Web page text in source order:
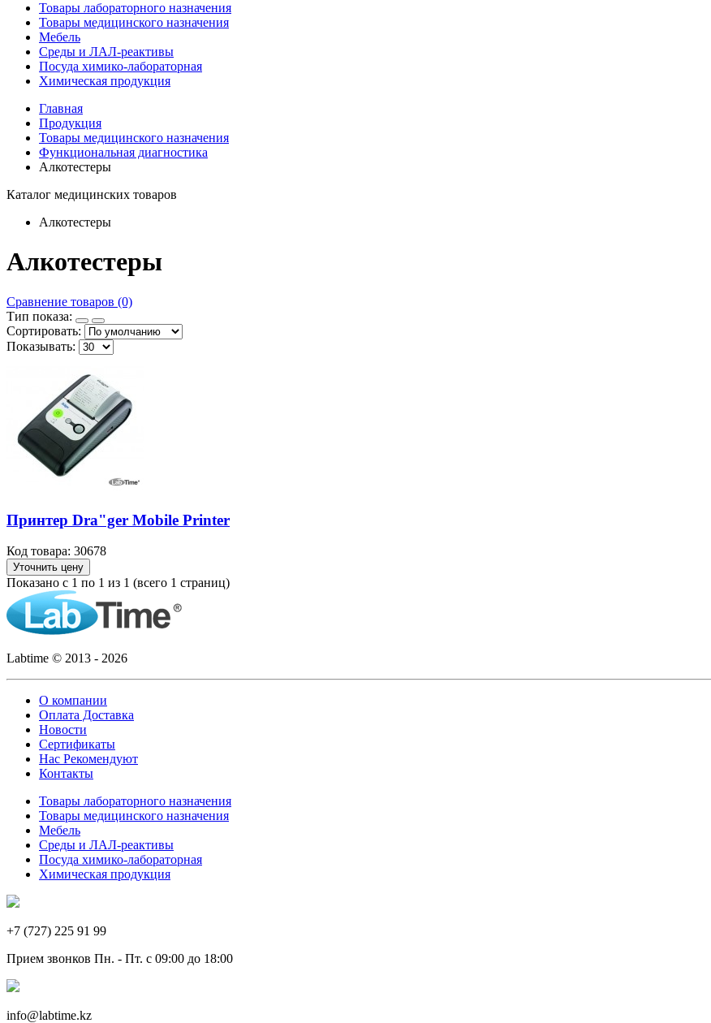
Товары лабораторного назначения
Товары медицинского назначения
Мебель
Среды и ЛАЛ-реактивы
Посуда химико-лабораторная
Химическая продукция
Главная
Продукция
Товары медицинского назначения
Функциональная диагностика
Алкотестеры
Каталог медицинских товаров
Алкотестеры
Алкотестеры
Сравнение товаров (0)
Тип показа:
Сортировать:
Показывать:
Принтер Dra"ger Mobile Printer
Код товара: 30678
Уточнить цену
Показано с 1 по 1 из 1 (всего 1 страниц)
Labtime © 2013 - 2026
О компании
Оплата Доставка
Новости
Сертификаты
Нас Рекомендуют
Контакты
Товары лабораторного назначения
Товары медицинского назначения
Мебель
Среды и ЛАЛ-реактивы
Посуда химико-лабораторная
Химическая продукция
+7 (727) 225 91 99
Прием звонков Пн. - Пт. с 09:00 до 18:00
info@labtime.kz